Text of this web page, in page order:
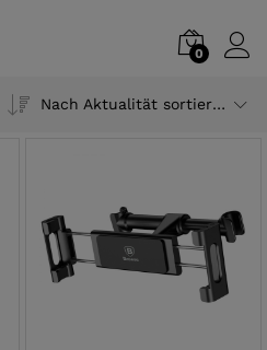
0
Nach Aktualität sortieren